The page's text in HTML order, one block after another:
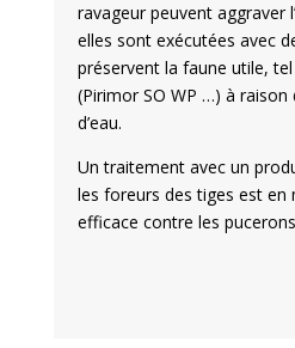
ravageur peuvent aggraver
elles sont exécutées avec
préservent la faune utile,
(Pirimor SO WP …) à raison
d’eau.
Un traitement avec un
les foreurs des tiges est en
efficace contre les pucerons